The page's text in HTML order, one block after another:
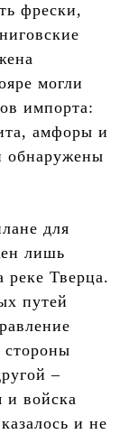
фрески,
могли
импорта:
амфоры и
обнаружены
для
лишь
реке Тверца.
путей
стороны
–
и войска
и не